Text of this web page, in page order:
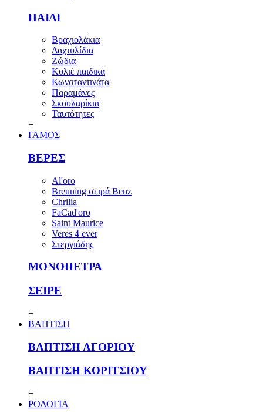
ΠΑΙΔΙ
Βραχιολάκια
Δαχτυλίδια
Ζώδια
Κολιέ παιδικά
Κωνσταντινάτα
Παραμάνες
Σκουλαρίκια
Ταυτότητες
+
ΓΑΜΟΣ
ΒΕΡΕΣ
Al'oro
Breuning σειρά Benz
Chrilia
FaCad'oro
Saint Maurice
Veres 4 ever
Στεργιάδης
ΜΟΝΟΠΕΤΡΑ
ΣΕΙΡΕ
+
ΒΑΠΤΙΣΗ
ΒΑΠΤΙΣΗ ΑΓΟΡΙΟΥ
ΒΑΠΤΙΣΗ ΚΟΡΙΤΣΙΟΥ
+
ΡΟΛΟΓΙΑ